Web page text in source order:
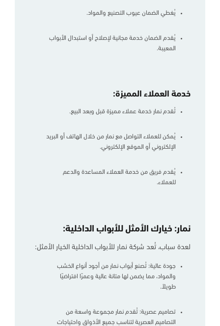
يُغطي الضمان عيوب التصنيع والمواد.
يُقدم الضمان خدمة مجانية لإصلاح أو استبدال الأبواب
المعيبة.
خدمة العملاء المميزة:
تُقدم نمار خدمة عملاء مميزة قبل وبعد البيع.
يُمكن للعملاء التواصل مع نمار من خلال الهاتف أو البريد
الإلكتروني أو الموقع الإلكتروني.
يُقدم فريق من خدمة العملاء المساعدة والدعم
للعملاء.
نمار: خيارك الأمثل للأبواب الداخلية:
لعدة سباب، تُعد شركة نمار للأبواب الداخلية الخيار الأمثل:
جودة عالية: تُصنع أبواب نمار من أجود أنواع الخشب
والمواد، مما يضمن لها متانة عالية وعمرًا افتراضيًا
طويلاً.
تصاميم عصرية: تُقدم نمار مجموعة واسعة من
التصاميم العصرية لتناسب جميع الأذواق واحتياجات